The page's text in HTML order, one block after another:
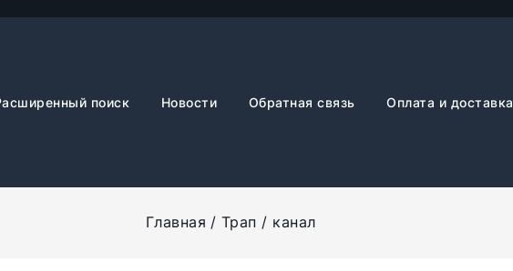
поиск Новости Обратная связь Оплата и доставка
Главная Трап / канал